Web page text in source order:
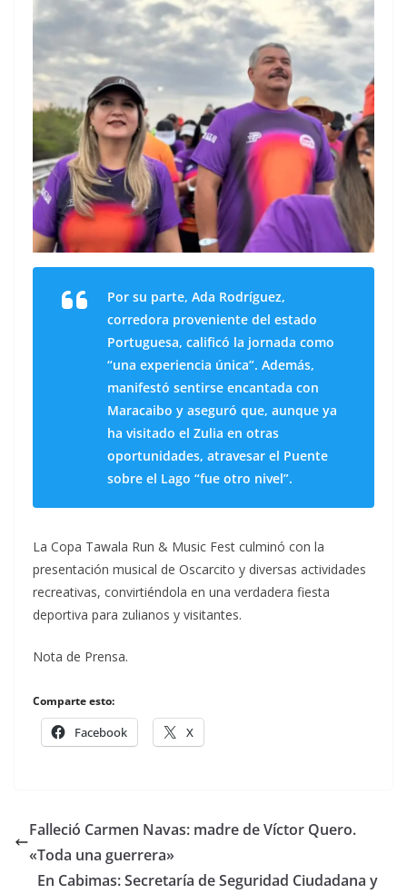
Por su parte, Ada Rodríguez,
corredora proveniente del estado
Portuguesa, calificó la jornada como
“una experiencia única”. Además,
manifestó sentirse encantada con
Maracaibo y aseguró que, aunque ya
ha visitado el Zulia en otras
oportunidades, atravesar el Puente
sobre el Lago “fue otro nivel”.
La Copa Tawala Run & Music Fest culminó con la
presentación musical de Oscarcito y diversas actividades
recreativas, convirtiéndola en una verdadera fiesta
deportiva para zulianos y visitantes.
Nota de Prensa.
Comparte esto:
Facebook X
Falleció Carmen Navas: madre de Víctor Quero.
«Toda una guerrera»
En Cabimas: Secretaría de Seguridad Ciudadana y